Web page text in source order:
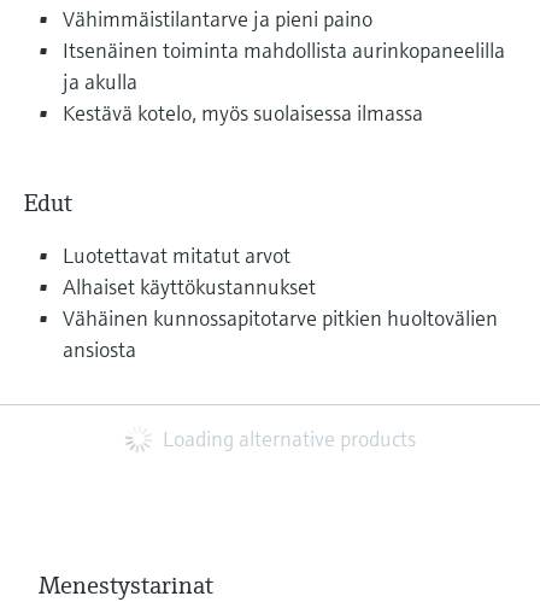
Vähimmäistilantarve ja pieni paino
Itsenäinen toiminta mahdollista aurinkopaneelilla
ja akulla
Kestävä kotelo, myös suolaisessa ilmassa
Edut
Luotettavat mitatut arvot
Alhaiset käyttökustannukset
Vähäinen kunnossapitotarve pitkien huoltovälien
ansiosta
Loading alternative products
Menestystarinat